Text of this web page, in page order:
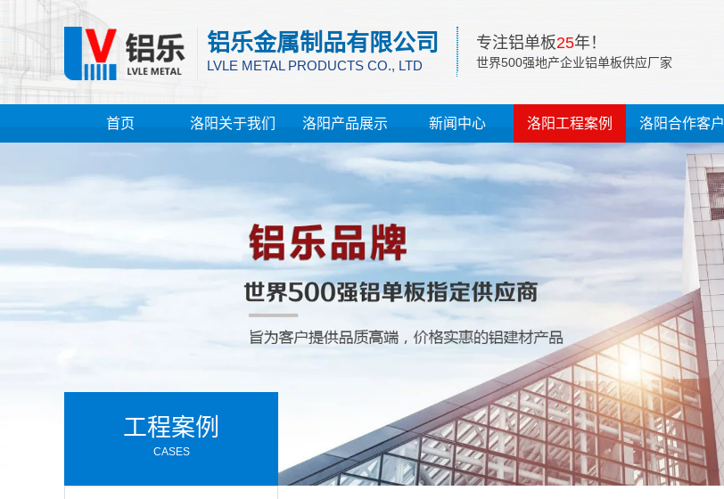
铝乐金属制品有限公司
LVLE METAL PRODUCTS CO., LTD
专注铝单板25年！
世界500强地产企业铝单板供应厂家
首页 洛阳关于我们 洛阳产品展示 新闻中心 洛阳工程案例 洛阳合作客户
工程案例
CASES